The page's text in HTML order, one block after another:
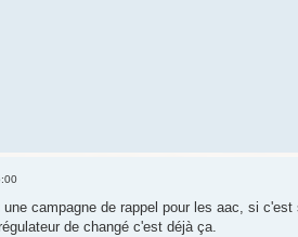
campagne de rappel pour les aac, si
de changé c'est déjà ça.